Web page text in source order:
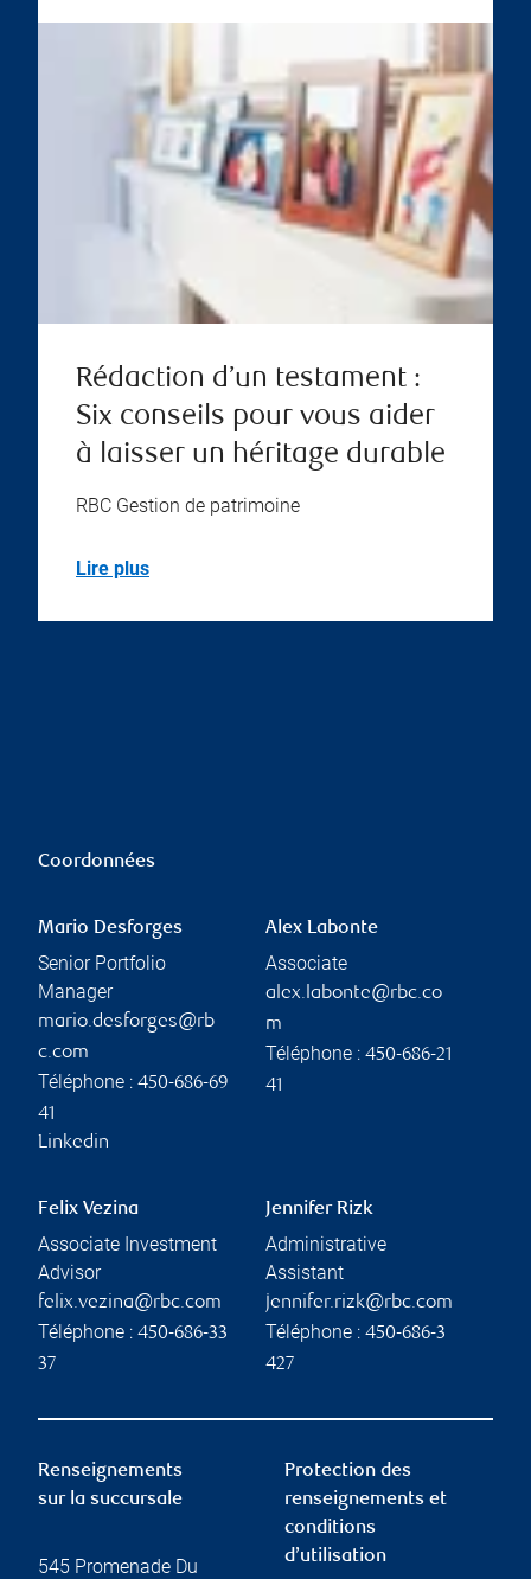
Rédaction d’un testament :
Six conseils pour vous aider
à laisser un héritage durable
RBC Gestion de patrimoine
Lire plus
Coordonnées
Mario Desforges
Senior Portfolio
Manager
mario.desforges@rb
c.com
Téléphone : 450-686-69
41
Linkedin
Alex Labonte
Associate
alex.labonte@rbc.co
m
Téléphone : 450-686-21
41
Felix Vezina
Associate Investment
Advisor
felix.vezina@rbc.com
Téléphone : 450-686-33
37
Jennifer Rizk
Administrative
Assistant
jennifer.rizk@rbc.com
Téléphone : 450-686-3
427
Renseignements
sur la succursale
545 Promenade Du
Protection des
renseignements et
conditions
d’utilisation